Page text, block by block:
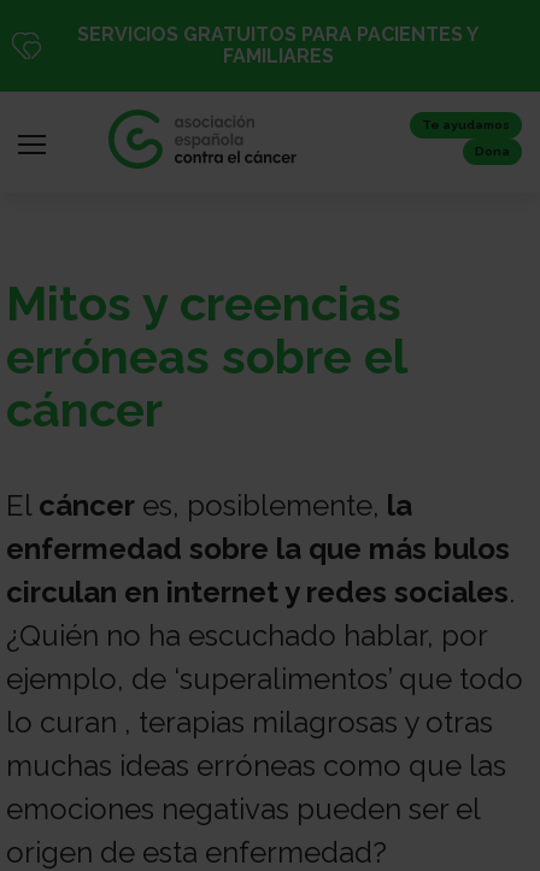
al
SERVICIOS GRATUITOS PARA PACIENTES Y
FAMILIARES
Te ayudamos
Dona
sesión
/
Registro
Sobre
nosotros
Colabora
Todo
sobre
Investigación
Mitos y creencias
erróneas sobre el
cáncer
El cáncer es, posiblemente, la
enfermedad sobre la que más bulos
circulan en internet y redes sociales.
¿Quién no ha escuchado hablar, por
ejemplo, de ‘superalimentos’ que todo
lo curan , terapias milagrosas y otras
muchas ideas erróneas como que las
emociones negativas pueden ser el
origen de esta enfermedad?